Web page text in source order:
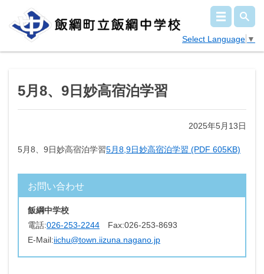
Select Language ▼
5月8、9日妙高宿泊学習
2025年5月13日
5月8、9日妙高宿泊学習5月8,9日妙高宿泊学習 (PDF 605KB)
お問い合わせ
飯綱中学校
電話:026-253-2244 Fax:026-253-8693
E-Mail:iichu@town.iizuna.nagano.jp